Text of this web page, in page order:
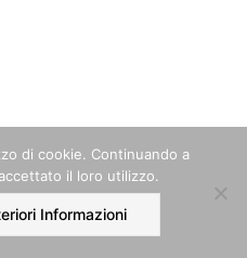
Account
di cookie. Continuando a
il loro utilizzo.
Informazioni